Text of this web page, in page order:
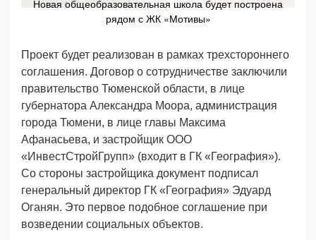
Новая общеобразовательная школа будет построена
рядом с ЖК «Мотивы»
Проект будет реализован в рамках трехстороннего
соглашения. Договор о сотрудничестве заключили
правительство Тюменской области, в лице
губернатора Александра Моора, администрация
города Тюмени, в лице главы Максима
Афанасьева, и застройщик ООО
«ИнвестСтройГрупп» (входит в ГК «География»).
Со стороны застройщика документ подписал
генеральный директор ГК «География» Эдуард
Оганян. Это первое подобное соглашение при
возведении социальных объектов.